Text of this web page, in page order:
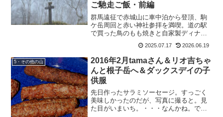
ご馳走ご飯・前編
群馬遠征で赤城山に車中泊から登頂、駒
ケ岳周回と赤い神社参拝を満喫。道の駅
で買った鳥のもも焼きと自家製ディナ
2025.07.17 2026.06.19
5・その他の山
2016年2月tamaさん＆リオ吉ちゃ
んと根子岳へ＆ダックスデイの子
供服
先日作ったサラミソーセージ。すっごく
美味しかったのだが、写真に撮ると。見
た目がいまいち。・・・なんかね。でも